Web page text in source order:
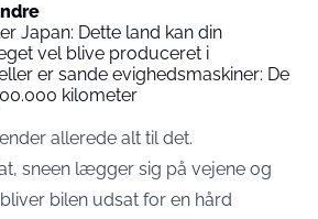
Japan: Dette land kan din
vel blive produceret i
er sande evighedsmaskiner: De
kilometer
allerede alt til det.
sneen lægger sig på vejene og
bilen udsat for en hård